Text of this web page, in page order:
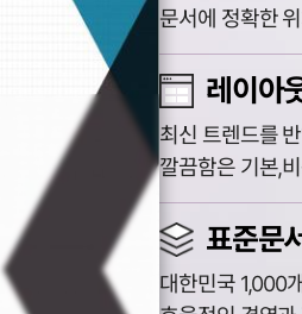
문서에 정확한
레이아
최신 트렌드를
깔끔함은 기본,
표준문
대한민국 1,000